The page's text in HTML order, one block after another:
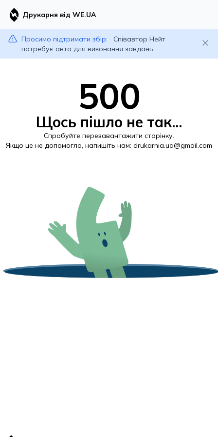
Друкарня від WE.UA
Просимо підтримати збір:
Співавтор Нейт
потребує авто для виконання завдань
500
Щось пішло не так...
Спробуйте перезавантажити сторінку.
Якщо це не допомогло, напишіть нам: drukarnia.ua@gmail.com